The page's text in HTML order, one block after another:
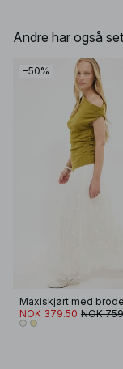
Andre har også
−50%
NOK 379.50 NOK 759